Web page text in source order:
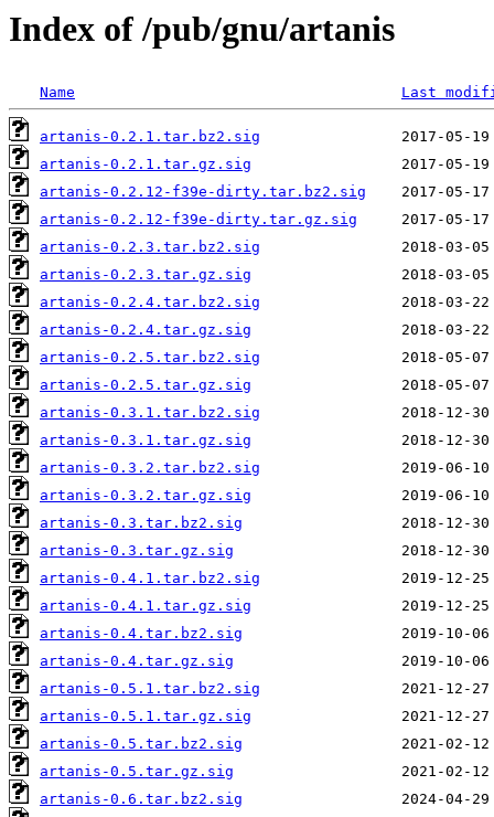
Index of /pub/gnu/artanis
Name Last
artanis-0.2.1.tar.bz2.sig
artanis-0.2.1.tar.gz.sig
artanis-0.2.12-f39e-dirty.tar.bz2.sig
artanis-0.2.12-f39e-dirty.tar.gz.sig
artanis-0.2.3.tar.bz2.sig
artanis-0.2.3.tar.gz.sig
artanis-0.2.4.tar.bz2.sig
artanis-0.2.4.tar.gz.sig
artanis-0.2.5.tar.bz2.sig
artanis-0.2.5.tar.gz.sig
artanis-0.3.1.tar.bz2.sig
artanis-0.3.1.tar.gz.sig
artanis-0.3.2.tar.bz2.sig
artanis-0.3.2.tar.gz.sig
artanis-0.3.tar.bz2.sig
artanis-0.3.tar.gz.sig
artanis-0.4.1.tar.bz2.sig
artanis-0.4.1.tar.gz.sig
artanis-0.4.tar.bz2.sig
artanis-0.4.tar.gz.sig
artanis-0.5.1.tar.bz2.sig
artanis-0.5.1.tar.gz.sig
artanis-0.5.tar.bz2.sig
artanis-0.5.tar.gz.sig
artanis-0.6.tar.bz2.sig